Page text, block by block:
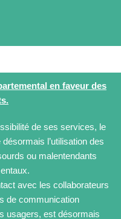
en faveur des
de ses services, le
l’utilisation des
ou malentendants
avec les collaborateurs
de communication
usagers, est désormais